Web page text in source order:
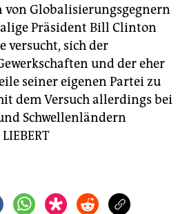
von Globalisierungsgegnern
Präsident Bill Clinton
versucht, sich der
und der eher
seiner eigenen Partei zu
dem Versuch allerdings bei
Schwellenländern